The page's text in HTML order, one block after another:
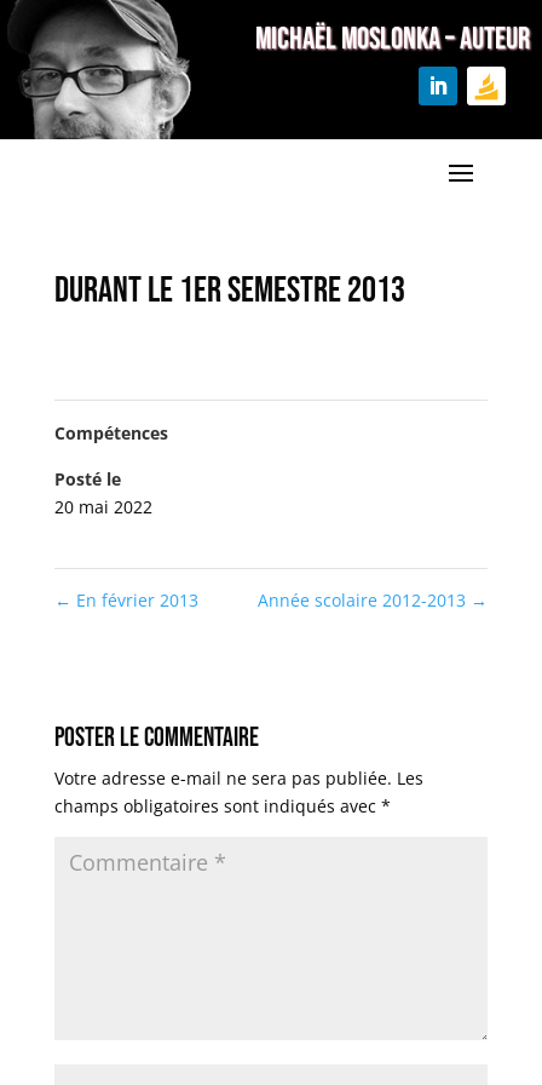
MICHAËL MOSLONKA – Auteur
Durant le 1er semestre 2013
Compétences
Posté le
20 mai 2022
← En février 2013 Année scolaire 2012-2013 →
Poster le commentaire
Votre adresse e-mail ne sera pas publiée. Les
champs obligatoires sont indiqués avec *